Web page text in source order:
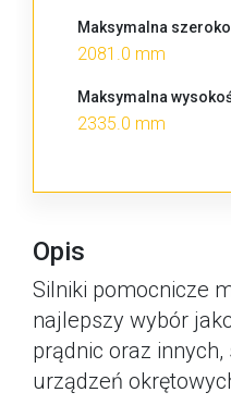
Maksymalna
2081.0 mm
Maksymalna
2335.0 mm
Opis
Silniki pomocnicze
najlepszy wybór
prądnic oraz
urządzeń